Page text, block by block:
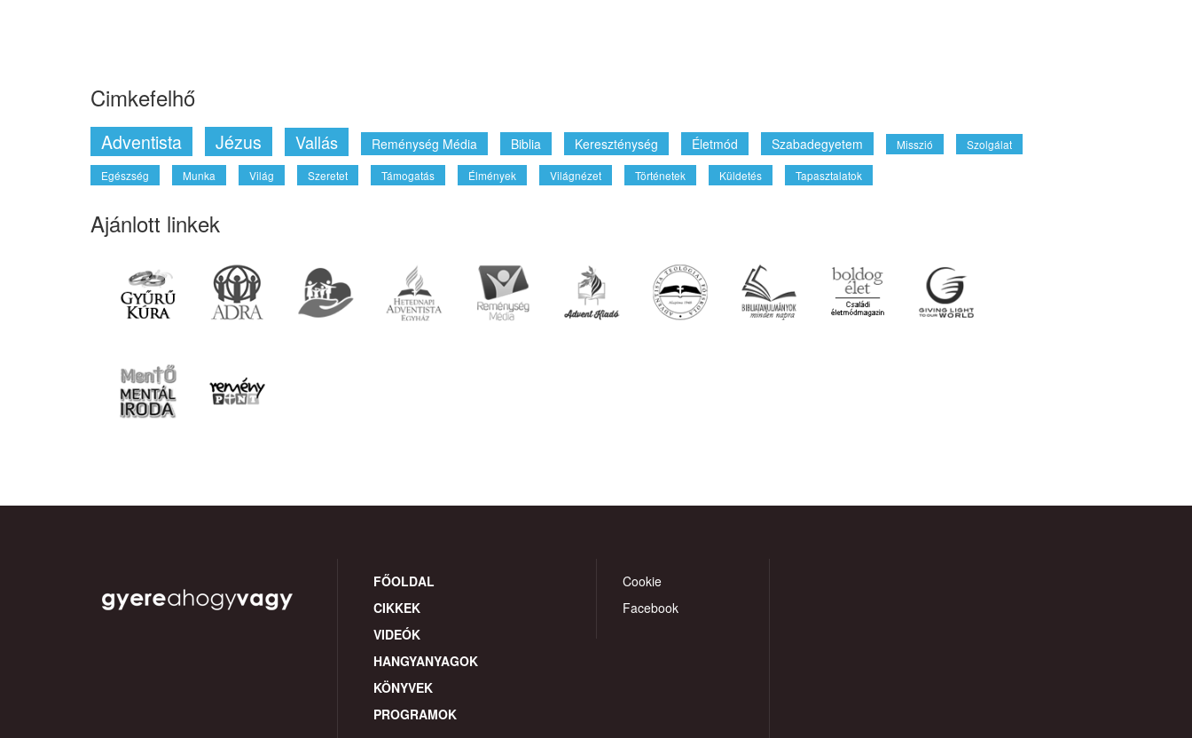
Cimkefelhő
Adventista Jézus Vallás Reménység Média Biblia Kereszténység Életmód Szabadegyetem Misszió Szolgálat
Egészség Munka Világ Szeretet Támogatás Élmények Világnézet Történetek Küldetés Tapasztalatok
Ajánlott linkek
FŐOLDAL
CIKKEK
VIDEÓK
HANGYANYAGOK
KÖNYVEK
PROGRAMOK
Cookie
Facebook